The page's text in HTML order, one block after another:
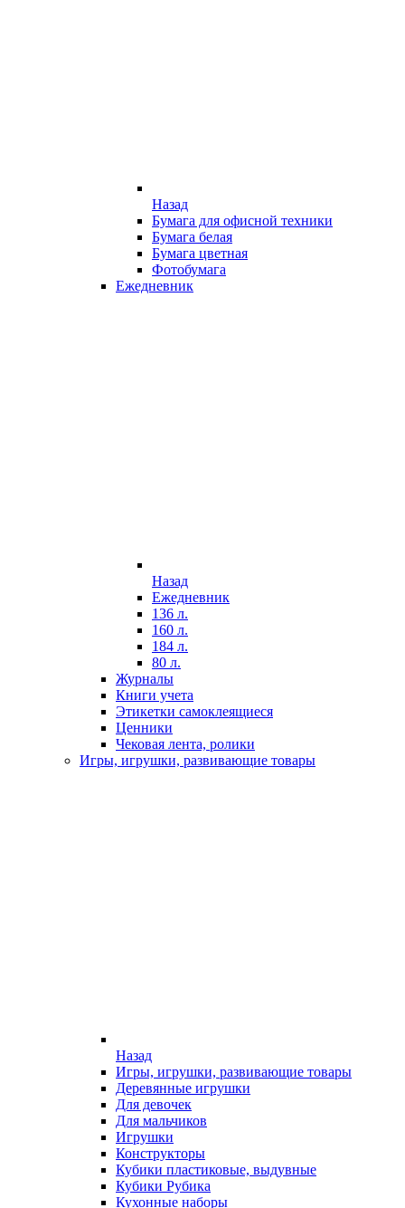
Назад
Бумага для офисной техники
Бумага белая
Бумага цветная
Фотобумага
Ежедневник
Назад
Ежедневник
136 л.
160 л.
184 л.
80 л.
Журналы
Книги учета
Этикетки самоклеящиеся
Ценники
Чековая лента, ролики
Игры, игрушки, развивающие товары
Назад
Игры, игрушки, развивающие товары
Деревянные игрушки
Для девочек
Для мальчиков
Игрушки
Конструкторы
Кубики пластиковые, выдувные
Кубики Рубика
Кухонные наборы